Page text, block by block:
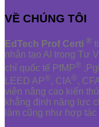
VỀ CHÚNG TÔI
EdTech Prof Certi ®
nhân tạo AI trong Tư
chỉ quốc tế PfMP®
LEED AP®, CIA®,
viên nâng cao kiến
khẳng định năng lực
làm cũng như hợp